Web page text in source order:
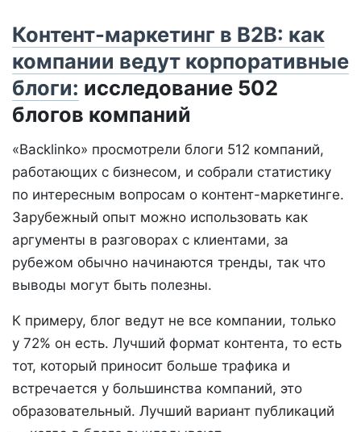
Контент-маркетинг в B2B: как
компании ведут корпоративные
блоги: исследование 502
блогов компаний
«Backlinko» просмотрели блоги 512 компаний,
работающих с бизнесом, и собрали статистику
по интересным вопросам о контент-маркетинге.
Зарубежный опыт можно использовать как
аргументы в разговорах с клиентами, за
рубежом обычно начинаются тренды, так что
выводы могут быть полезны.
К примеру, блог ведут не все компании, только
у 72% он есть. Лучший формат контента, то есть
тот, который приносит больше трафика и
встречается у большинства компаний, это
образовательный. Лучший вариант публикаций